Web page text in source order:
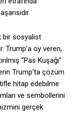
bir sosyalist
Trump’a oy veren,
“Pas Kuşağı”
Trump’ta çözüm
hitap edebilme
ve sembollerini
gerçek